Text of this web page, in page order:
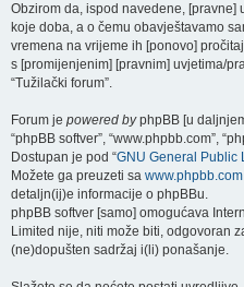
Obzirom da, ispod navedene,
koje doba, a o čemu obavještavamo
vremena na vrijeme ih [ponovo]
s [promijenjenim] [pravnim] uvjetima/
“Tužilački forum”.
Forum je powered byphpBB [u daljnjem
“phpBB softver”, “www.phpbb.com”,
Dostupan je pod “GNU General Public
Možete ga preuzeti sa www.phpbb.com
detaljn(ij)e informacije o phpBBu.
phpBB softver [samo] omogućava
Limited nije, niti može biti, odgovoran
(ne)dopušten sadržaj i(li) ponašanje.